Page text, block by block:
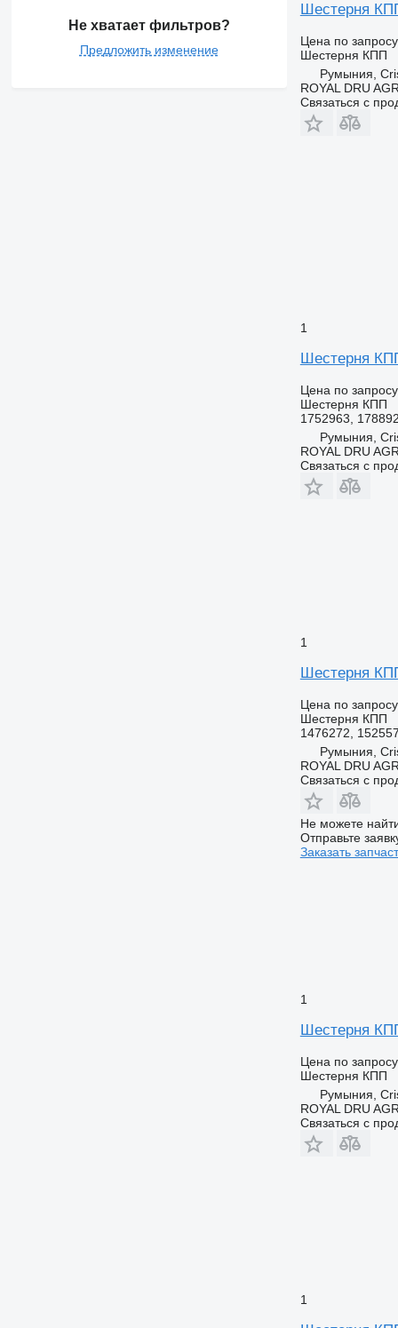
Не хватает фильтров?
Предложить изменение
Шестерня
Цена по запросу
Шестерня КПП
Румыния,
ROYAL DRU
Связаться с
1
Шестерня
Цена по запросу
Шестерня КПП
1752963,
Румыния,
ROYAL DRU
Связаться с
1
Шестерня
Цена по запросу
Шестерня КПП
1476272,
Румыния,
ROYAL DRU
Связаться с
Не можете
Отправьте
Заказать
1
Шестерня
Цена по запросу
Шестерня КПП
Румыния,
ROYAL DRU
Связаться с
1